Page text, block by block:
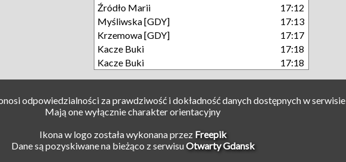
Źródło Marii
17:12
Myśliwska [GDY]
17:13
Krzemowa [GDY]
17:17
Kacze Buki
17:18
Kacze Buki
17:18
odpowiedzialności za prawdziwość i dokładność danych dostępnych w serwisie
Mają one wyłącznie charakter orientacyjny
Ikona w logo została wykonana przez Freepik
Dane są pozyskiwane na bieżąco z serwisuOtwarty Gdansk